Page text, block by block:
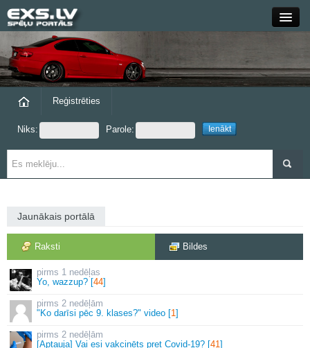
Grupas
Reģistrēties
Niks: Parole:
Jaunākais portālā
Raksti Bildes
1 nedēļas
Yo, wazzup? [44]
2 nedēļām
"Ko darīsi pēc 9. klases?" video [1]
2 nedēļām
[Aptauja] Vai esi vakcinēts pret Covid-19? [41]